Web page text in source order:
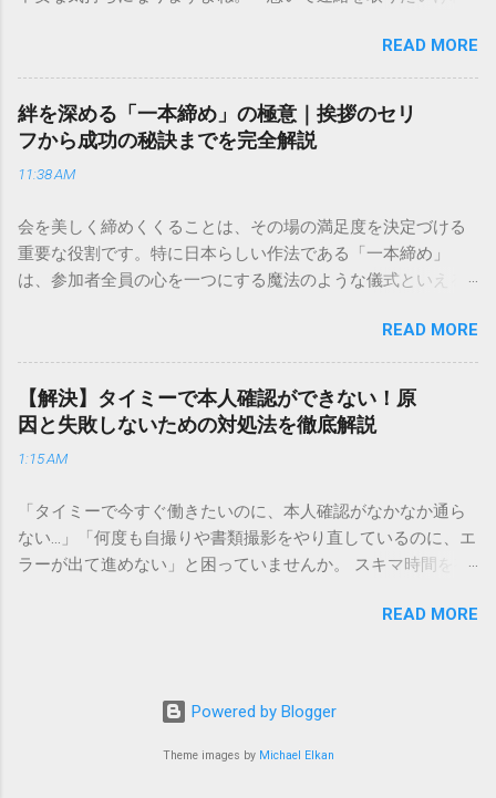
きできる？」といった疑問を抱える方も多いはずです。 福山
通運は企業間物流のイメージが強いかもしれませんが、個人
向けの宅配サービスも非常に充実しています。大切なのは、
目的に合わせた適切な連絡先を選ぶことです。この記事で
は、荷物の追跡確認から営業所への電話連絡、再配達の依頼
手順まで、初めての方でも迷わずに解決できる方法を詳しく
本全国に広範なネットワークを持つ大手運送会社です。特に
重量物や大型の荷物、そして企業間の輸送において圧倒的な
実績を誇ります。 個人で利用する場合、他の宅配業者と少し
いう特徴があります。地域に密着した各拠点が配送をコント
ロールしているため、現場の状況に合わせた柔軟な相談がし
やすいのがメリットです。まずは、今抱えている悩みがどの
サービスで解決できるかを確認していきましょう。 1. 荷物の
るのが最も効率的です。現在の荷物がいったいどこにあるの
か、いつ届く予定なのかは、お手元の番号一つで判明しま
す。 伝票番号（お問い合わせ番号）を準備する : 送り状（伝
票）の控えに記載されている、数字の並びを確認してくださ
い。これが荷物の識別番号になります。 確認できる内容 : 集
め、電話がつながるのを待つ必要がありません。 スマートフ
るだけで、リアルタイムの状況が表示されます。もしステー
READ MORE
絆を深める「一本締め」の極意｜挨拶のセリ
フから成功の秘訣までを完全解説
11:38 AM
会を美しく締めくくることは、その場の満足度を決定づける
重要な役割です。特に日本らしい作法である「一本締め」
は、参加者全員の心を一つにする魔法のような儀式といえる
「手拍子のリズムに自信がない」と不安を感じる方も多いは
ずです。この記事では、ビジネスからカジュアルな集まりま
で、どのような場面でも堂々と立ち振る舞えるための「一本
締め」の作法を、基礎知識から具体的なセリフ例まで丁寧に
解説します。 一本締めとは？その本質と効果 一本締めは、単
に手を叩いて終わらせる作業ではありません。その時間、そ
て刻み込む伝統的な儀礼です。 一本締めがもたらすポジティ
ブな効果 一体感の創出 参加者全員が一斉に同じリズムを刻む
ことで、集団としての連帯感が生まれます。 心地よい終幕
韻を大切にしながら、すっきりと解散することができます。
「一本締め」と「一丁締め」の違い 一般的に「パン！パン！
るものを一本締めと呼びますが、一部の地域や習慣ではこれ
READ MORE
【解決】タイミーで本人確認ができない！原
因と失敗しないための対処法を徹底解説
1:15 AM
「タイミーで今すぐ働きたいのに、本人確認がなかなか通ら
ない…」「何度も自撮りや書類撮影をやり直しているのに、エ
ラーが出て進めない」と困っていませんか。 スキマ時間を有
賢い働き方に欠かせないツールです。しかし、その最初の壁
という、もったいない状況になってしまいます。 実は、タイ
ミーの本人確認で失敗する原因の多くは、非常にシンプル
で、ちょっとしたコツを知るだけで解決できるものばかりで
READ MORE
Powered by Blogger
Theme images by Michael Elkan